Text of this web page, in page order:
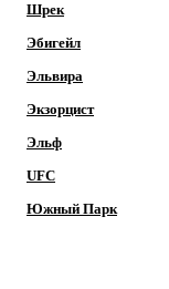
Шрек
Эбигейл
Эльвира
Экзорцист
Эльф
UFC
Южный Парк